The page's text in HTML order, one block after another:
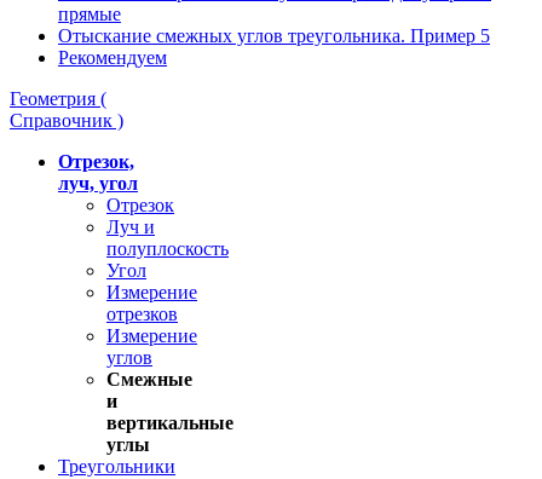
прямые
Отыскание смежных углов треугольника. Пример 5
Рекомендуем
Геометрия (
Справочник )
Отрезок,
луч, угол
Отрезок
Луч и
полуплоскость
Угол
Измерение
отрезков
Измерение
углов
Смежные
и
вертикальные
углы
Треугольники